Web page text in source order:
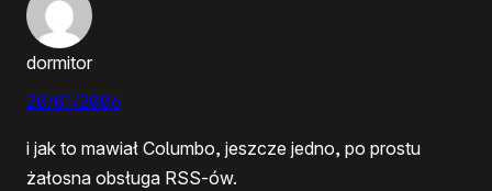
dormitor
20/01/2006
i jak to mawiał Columbo, jeszcze jedno, po prostu
żałosna obsługa RSS-ów.